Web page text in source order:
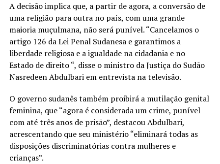
A decisão implica que, a partir de agora, a conversão de
uma religião para outra no país, com uma grande
maioria muçulmana, não será punível. “Cancelamos o
artigo 126 da Lei Penal Sudanesa e garantimos a
liberdade religiosa e a igualdade na cidadania e no
Estado de direito “, disse o ministro da Justiça do Sudão
Nasredeen Abdulbari em entrevista na televisão.
O governo sudanês também proibirá a mutilação genital
feminina, que “agora é considerada um crime, punível
com até três anos de prisão”, destacou Abdulbari,
acrescentando que seu ministério “eliminará todas as
disposições discriminatórias contra mulheres e
crianças”.